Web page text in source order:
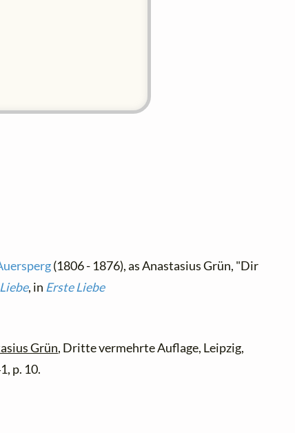
(1806 - 1876), as Anastasius Grün, "Dir
, in Erste Liebe
Grün, Dritte vermehrte Auflage, Leipzig,
p. 10.